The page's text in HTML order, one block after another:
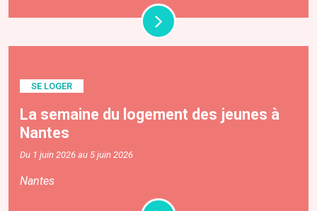
SE LOGER
La semaine du logement des jeunes à
Nantes
Du 1 juin 2026 au 5 juin 2026
Nantes